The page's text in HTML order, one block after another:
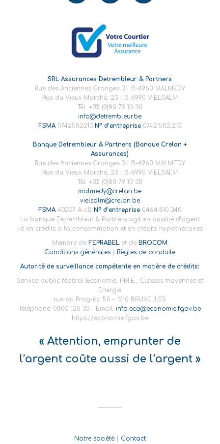
SRL Assurances Detrembleur & Partners
Rue des Anciennes Granges 3 | B-4960 MALMEDY
Rue du Vieux Marché, 23 | B-6990 VIELSALM
Tél. +32 (0)80 79 10 30
info@detrembleur.be
FSMA 0742582213 N° d’entreprise 0742.582.213
Banque Detrembleur & Partners (Banque Crelan +
Assurances)
Rue des Anciennes Granges 3 | B-4960 MALMEDY
Rue du Vieux Marché, 23 | B-6990 VIELSALM
Tél. +32 (0)80 79 10 30
malmedy@crelan.be
vielsalm@crelan.be
FSMA43237 A-cB N° d’entreprise 0464.810.340
La banque Detrembleur & Partners agit en qualité d’agent
lié en crédits à la consommation et en crédits hypothécaires
Membre de FEPRABEL et de BROCOM
Conditions générales
Règles de conduite
Autorité de surveillance compétente en matière de crédits:
Service public fédéral Economie, P.M.E., Classes moyennes et
Energie
rue du Progrès, 50 – 1210 BRUXELLES
Téléphone: 0800 120 33 – Email: info.eco@economie.fgov.be
https://economie.fgov.be
« Attention, emprunter de
l’argent coûte aussi de l’argent »
Notre société| Contact